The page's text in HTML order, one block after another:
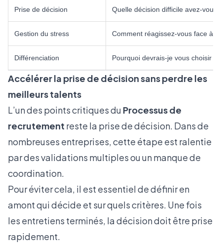
Prise de décision Quelle décision difficile avez-vous
Gestion du stress Comment réagissez-vous face à
Différenciation Pourquoi devrais-je vous choisir
Accélérer la prise de décision sans perdre les
meilleurs talents
L’un des points critiques du Processus de
recrutement reste la prise de décision. Dans de
nombreuses entreprises, cette étape est ralentie
par des validations multiples ou un manque de
coordination.
Pour éviter cela, il est essentiel de définir en
amont qui décide et sur quels critères. Une fois
les entretiens terminés, la décision doit être prise
rapidement.